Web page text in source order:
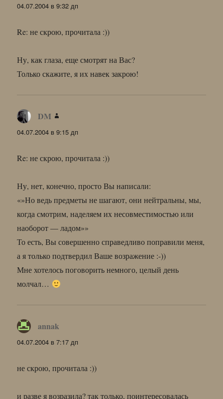
04.07.2004 в 9:32 дп
Re: не скрою, прочитала :))
Ну, как глаза, еще смотрят на Вас?
Только скажите, я их навек закрою!
DM
04.07.2004 в 9:15 дп
Re: не скрою, прочитала :))
Ну, нет, конечно, просто Вы написали:
«»Но ведь предметы не шагают, они нейтральны, мы,
когда смотрим, наделяем их несовместимостью или
наоборот — ладом»»
То есть, Вы совершенно справедливо поправили меня,
а я только подтвердил Ваше возражение :-))
Мне хотелось поговорить немного, целый день
молчал…
annak
04.07.2004 в 7:17 дп
не скрою, прочитала :))
и разве я возразила? так только, поинтересовалась